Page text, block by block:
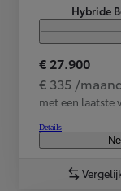
Hybride
€ 27.900
€ 335 /
met een laatste
Details